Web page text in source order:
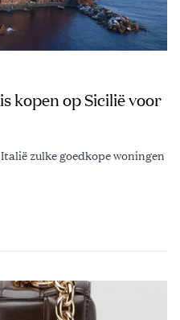
kopen op Sicilië voor
zulke goedkope woningen